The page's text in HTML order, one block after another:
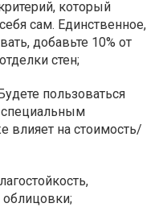
который
сам. Единственное,
добавьте 10% от
стен;
пользоваться
специальным
влияет на стоимость/